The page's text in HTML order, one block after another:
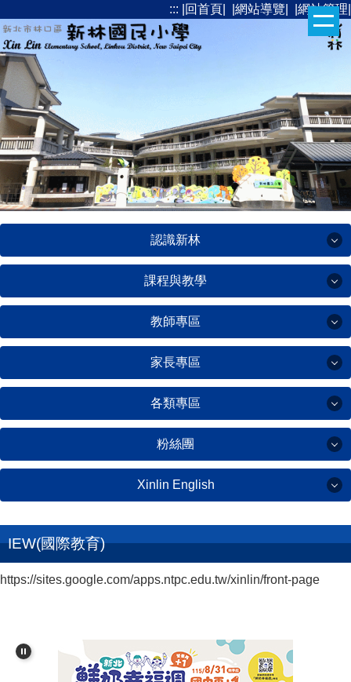
到
主
要
容
區
::: |回首頁| |網站導覽| |網站管理|
認識新林
認識新林
辦學理念
學校簡介
課程與教學
課程與教學
課程計畫
全校課表
教科書版本
師資陣容
工藝美學課程
教師專區
教師專區
校務行政系統
親師生平台
停課不停學
數位學習影音
微軟教育帳號服務
家長專區
家長專區
新林國小家長會
新林國小志工隊
各類專區
各類專區
環境教育專區
新林童心園(校刊)
童心加油站(圖書館)
粉絲團
粉絲團
新林粉絲
家長會粉絲
Xinlin English
Xinlin English
英語日成果
Winter Wonderland
IEW(國際教育)
https://sites.google.com/apps.ntpc.edu.tw/xinlin/front-page